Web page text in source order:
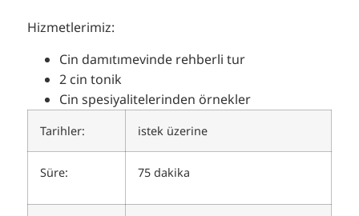
Hizmetlerimiz:
Cin damıtımevinde rehberli tur
2 cin tonik
Cin spesiyalitelerinden örnekler
Tarihler: istek üzerine
Süre: 75 dakika